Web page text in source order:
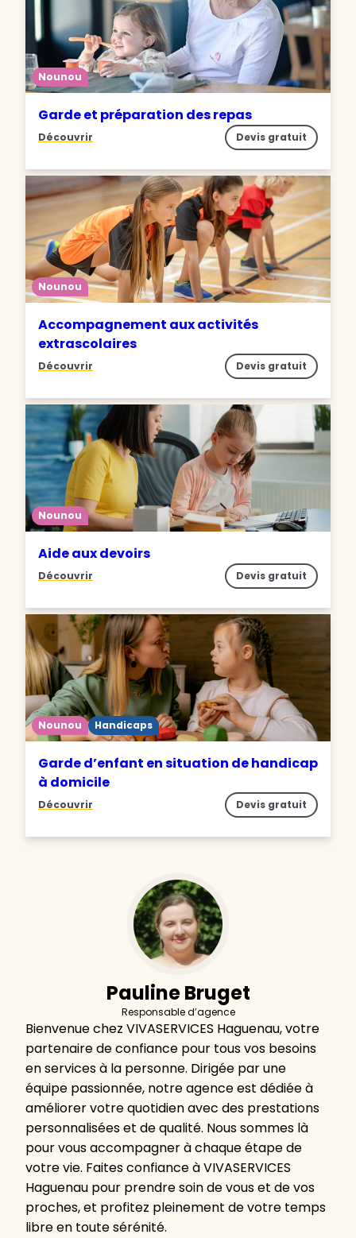
Nounou
Garde et préparation des repas
Découvrir Devis gratuit
Nounou
Accompagnement aux activités
extrascolaires
Découvrir Devis gratuit
Nounou
Aide aux devoirs
Découvrir Devis gratuit
Nounou Handicaps
Garde d’enfant en situation de handicap
à domicile
Découvrir Devis gratuit
Pauline Bruget
Responsable d’agence
Bienvenue chez VIVASERVICES Haguenau, votre
partenaire de confiance pour tous vos besoins
en services à la personne. Dirigée par une
équipe passionnée, notre agence est dédiée à
améliorer votre quotidien avec des prestations
personnalisées et de qualité. Nous sommes là
pour vous accompagner à chaque étape de
votre vie. Faites confiance à VIVASERVICES
Haguenau pour prendre soin de vous et de vos
proches, et profitez pleinement de votre temps
libre en toute sérénité.